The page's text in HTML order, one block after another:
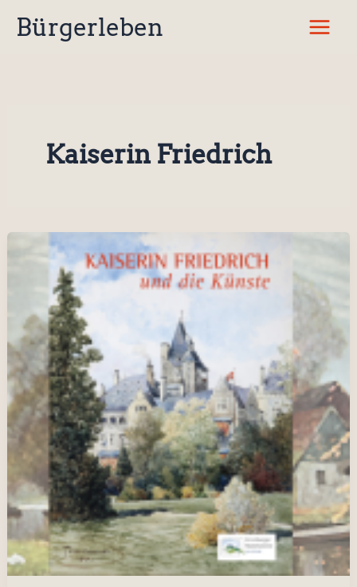
InhaltBürgerleben
Kaiserin Friedrich